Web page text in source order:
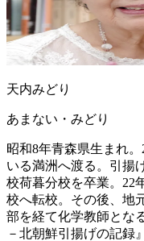
天内みどり
あまない・みどり
昭和8年青森県生まれ
いる満洲へ渡る。引揚
校荷暮分校を卒業。22
校へ転校。その後、地
部を経て化学教師とな
－北朝鮮引揚げの記録